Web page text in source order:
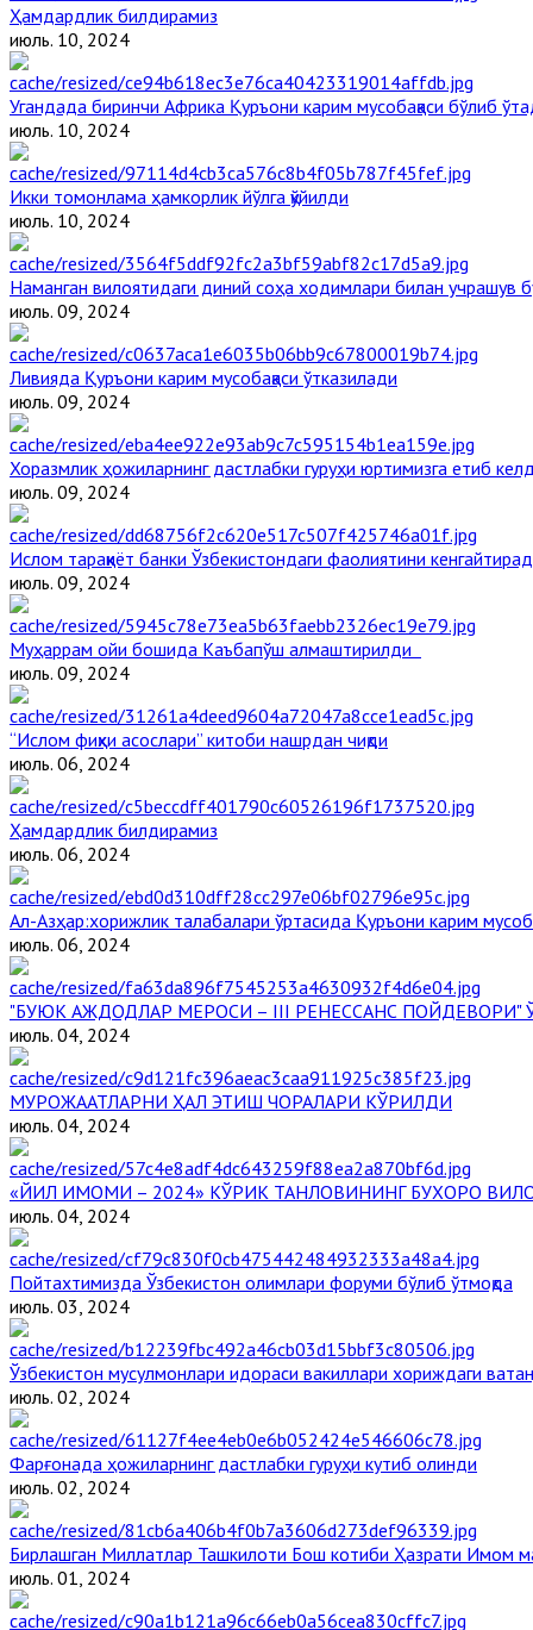
Ҳамдардлик билдирамиз
июль. 10, 2024
Угандада биринчи Aфрика Қуръони карим мусобақаси бўлиб
июль. 10, 2024
Икки томонлама ҳамкорлик йўлга қўйилди
июль. 10, 2024
Наманган вилоятидаги диний соҳа ходимлари билан учрашув
июль. 09, 2024
Ливияда Қуръони карим мусобақаси ўтказилади
июль. 09, 2024
Хоразмлик ҳожиларнинг дастлабки гуруҳи юртимизга етиб
июль. 09, 2024
Ислом тараққиёт банки Ўзбекистондаги фаолиятини
июль. 09, 2024
Муҳаррам ойи бошида Каъбапўш алмаштирилди
июль. 09, 2024
“Ислом фиқҳи асослари” китоби нашрдан чиқди
июль. 06, 2024
Ҳамдардлик билдирамиз
июль. 06, 2024
Aл-Aзҳар:хорижлик талабалари ўртасида Қуръони карим
июль. 06, 2024
"БУЮК АЖДОДЛАР МЕРОСИ – III РЕНЕССАНС
июль. 04, 2024
МУРОЖААТЛАРНИ ҲАЛ ЭТИШ ЧОРАЛАРИ КЎРИЛДИ
июль. 04, 2024
«ЙИЛ ИМОМИ – 2024» КЎРИК ТАНЛОВИНИНГ БУХОРО
июль. 04, 2024
Пойтахтимизда Ўзбекистон олимлари форуми бўлиб ўтмоқда
июль. 03, 2024
Ўзбекистон мусулмонлари идораси вакиллари хориждаги
июль. 02, 2024
Фарғонада ҳожиларнинг дастлабки гуруҳи кутиб олинди
июль. 02, 2024
Бирлашган Миллатлар Ташкилоти Бош котиби Ҳазрати Имом
июль. 01, 2024